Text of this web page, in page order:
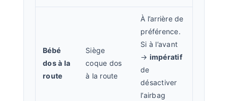
Bébé
dos à la
route
Siège
coque dos
à la route
À l’arrière de
préférence.
Si à l’avant
→ impératif
de
désactiver
l’airbag